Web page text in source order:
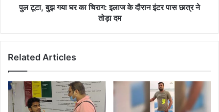
समीक्षा
दौरान
छात्र
तोड़ा
पुल टूटा, बुझ गया घर का चिराग: इलाज के दौरान इंटर पास छात्र ने
तोड़ा दम
Related Articles